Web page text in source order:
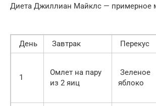
Диета Джиллиан Майклс — примерное
День Завтрак Перекус
1
Омлет на пару
из 2 яиц
Зеленое
яблоко